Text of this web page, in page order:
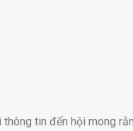
tin đến hội mong